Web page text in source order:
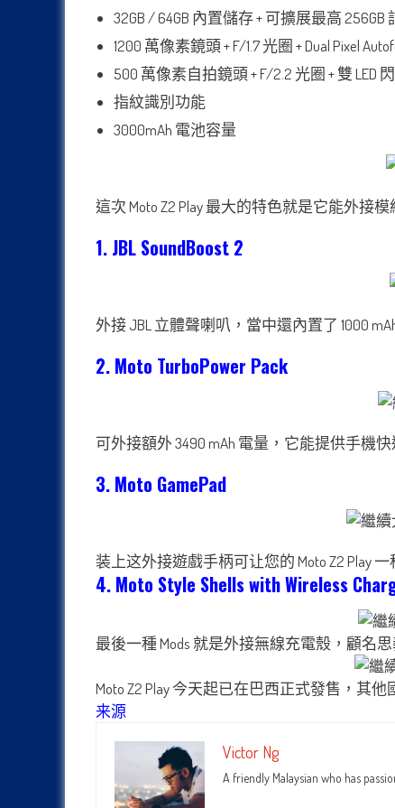
32GB / 64GB 內置儲存 + 可擴展最高 256GB
1200 萬像素鏡頭 + F/1.7 光圈 + Dual Pixel
500 萬像素自拍鏡頭 + F/2.2 光圈 + 雙 LED
指紋識別功能
3000mAh 電池容量
這次 Moto Z2 Play 最大的特色就是它能外接
1. JBL SoundBoost 2
外接 JBL 立體聲喇叭，當中還內置了 1000
2. Moto TurboPower Pack
可外接額外 3490 mAh 電量，它能提供手機快
3. Moto GamePad
装上这外接遊戲手柄可让您的 Moto Z2 Play
4. Moto Style Shells with Wireless
最後一種 Mods 就是外接無線充電殼，顧名
Moto Z2 Play 今天起已在巴西正式發售，其
来源
Victor Ng
A friendly Malaysian who has